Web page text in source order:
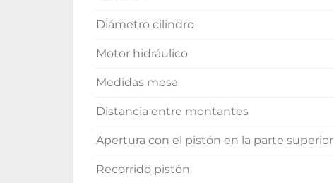
Diámetro cilindro
Motor hidráulico
Medidas mesa
Distancia entre montantes
Apertura con el pistón en la parte superior
Recorrido pistón